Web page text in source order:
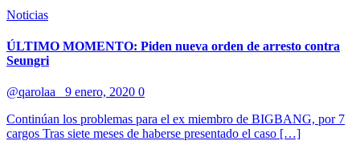
Noticias
ÚLTIMO MOMENTO: Piden nueva orden de arresto contra
Seungri
@qarolaa_ 9 enero, 2020 0
Continúan los problemas para el ex miembro de BIGBANG, por 7
cargos Tras siete meses de haberse presentado el caso […]